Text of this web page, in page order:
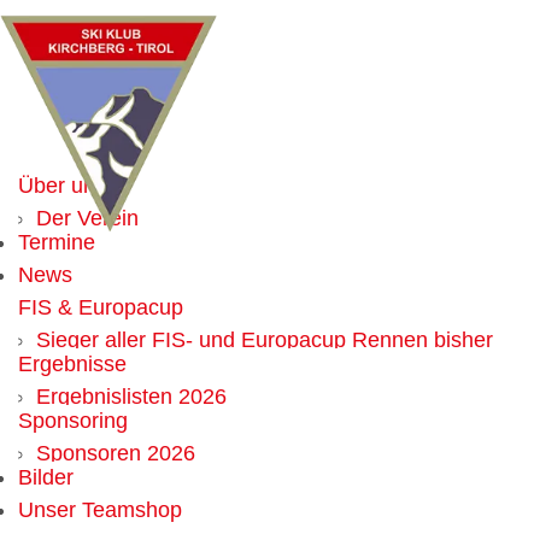
Über uns
Der Verein
Mitglied werden
Vorteile für Mitglieder
Vorstand
Chronik
Alle Obmänner seit Gründung
Termine
News
FIS & Europacup
Sieger aller FIS- und Europacup Rennen bisher
Weltcup
Ergebnisse
Ergebnislisten 2026
Ergebnislisten 2025
Ergebnislisten 2024
Ergebnislisten 2022
Sponsoring
Sponsoren 2026
Werbemöglichkeit
Bilder
Unser Teamshop